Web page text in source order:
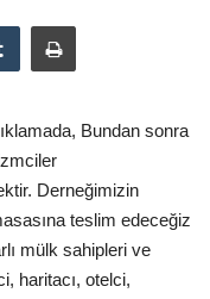
Bundan sonra
Derneğimizin
teslim edeceğiz
mülk sahipleri ve
haritacı, otelci,